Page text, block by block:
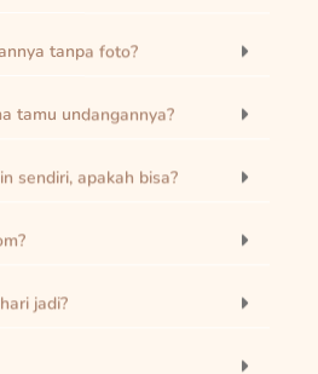
tanpa foto?
tamu undangannya?
sendiri, apakah bisa?
jadi?